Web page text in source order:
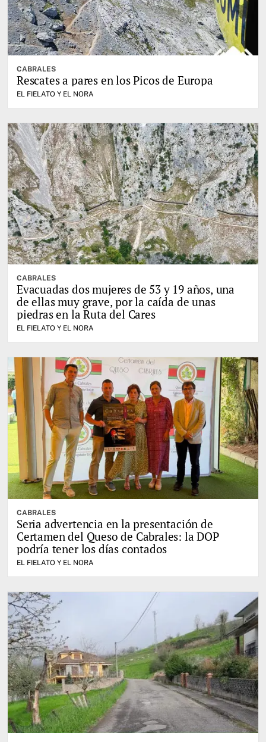
CABRALES
Rescates a pares en los Picos de Europa
EL FIELATO Y EL NORA
CABRALES
Evacuadas dos mujeres de 53 y 19 años, una
de ellas muy grave, por la caída de unas
piedras en la Ruta del Cares
EL FIELATO Y EL NORA
CABRALES
Seria advertencia en la presentación de
Certamen del Queso de Cabrales: la DOP
podría tener los días contados
EL FIELATO Y EL NORA